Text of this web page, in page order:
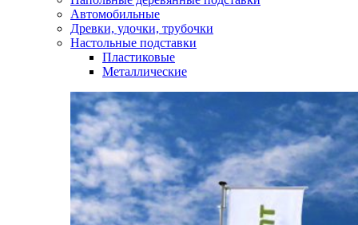
Автомобильные
Древки, удочки, трубочки
Настольные подставки
Пластиковые
Металлические